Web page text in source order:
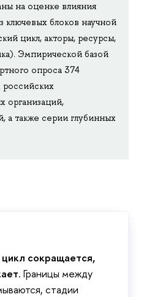
на оценке влияния
ключевых блоков научной
цикл, акторы, ресурсы,
Эмпирической базой
опроса 374
организаций,
а также серии глубинных
сокращается,
. Границы между
стадии